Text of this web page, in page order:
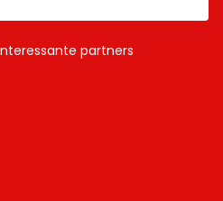
partners